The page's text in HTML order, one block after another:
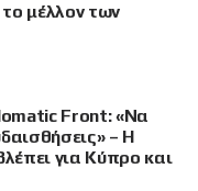
μέλλον των
Front: «Να
– Η
για Κύπρο και